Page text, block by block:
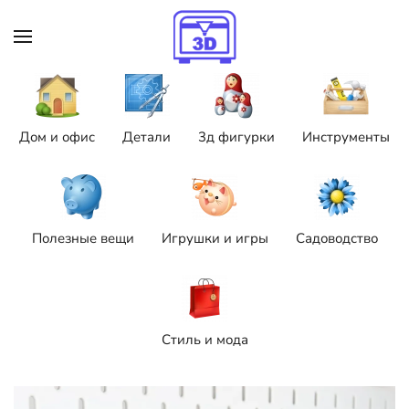
Skip to main content
Дом и офис Детали 3д фигурки Инструменты
Полезные вещи Игрушки и игры Садоводство
Стиль и мода